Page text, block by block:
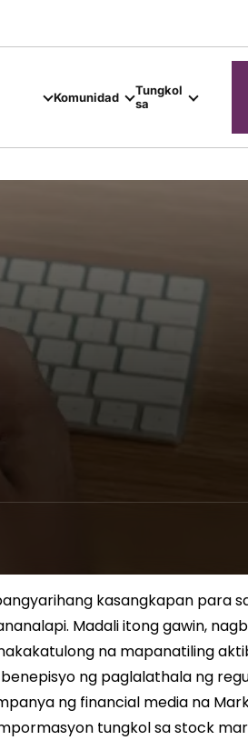
Komunidad
Tungkol
sa
kasangkapan para
Madali itong gawin,
na mapanatiling
ng paglalathala ng
ng financial media na
tungkol sa stock